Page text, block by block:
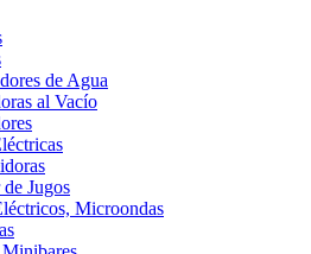
de Agua
al Vacío
Jugos
Microondas